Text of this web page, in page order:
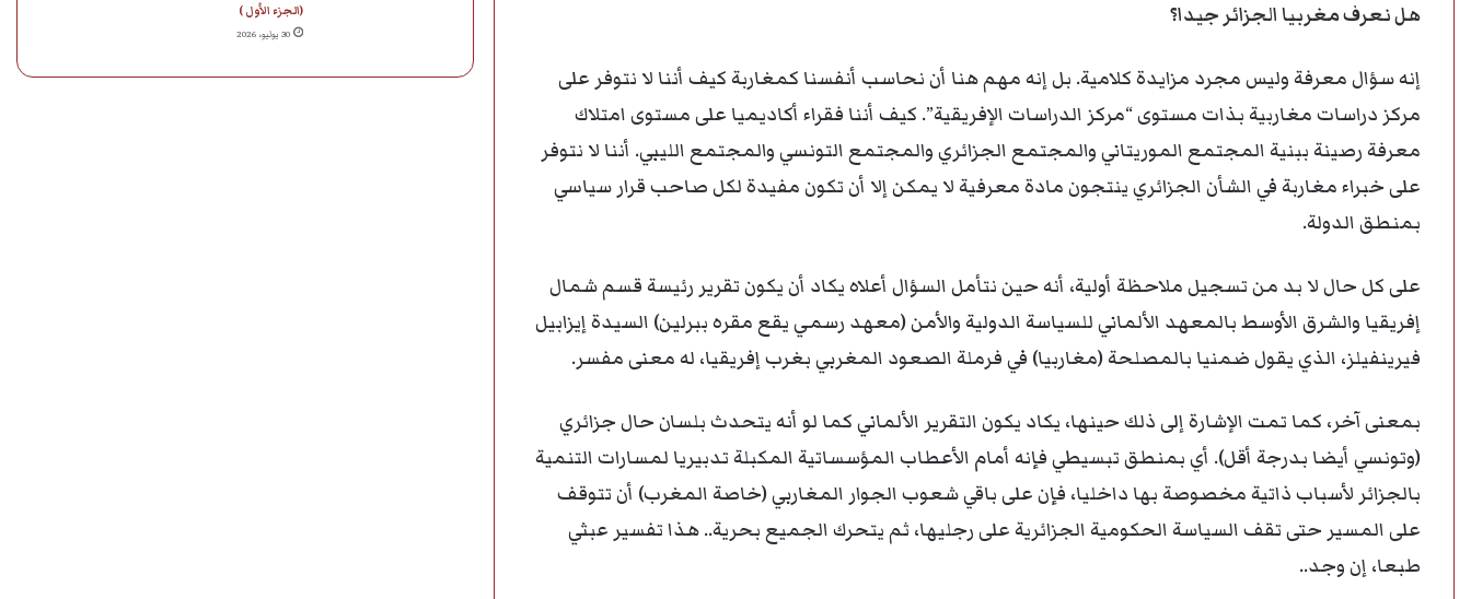
هل نعرف مغربيا الجزائر جيدا؟
إنه سؤال معرفة وليس مجرد مزايدة كلامية. بل إنه مهم هنا أن نحاسب أنفسنا كمغاربة كيف أننا لا نتوفر على
مركز دراسات مغاربية بذات مستوى “مركز الدراسات الإفريقية”. كيف أننا فقراء أكاديميا على مستوى امتلاك
معرفة رصينة ببنية المجتمع الموريتاني والمجتمع الجزائري والمجتمع التونسي والمجتمع الليبي. أننا لا نتوفر
على خبراء مغاربة في الشأن الجزائري ينتجون مادة معرفية لا يمكن إلا أن تكون مفيدة لكل صاحب قرار سياسي
بمنطق الدولة.
على كل حال لا بد من تسجيل ملاحظة أولية، أنه حين نتأمل السؤال أعلاه يكاد أن يكون تقرير رئيسة قسم شمال
إفريقيا والشرق الأوسط بالمعهد الألماني للسياسة الدولية والأمن (معهد رسمي يقع مقره ببرلين) السيدة إيزابيل
فيرينفيلز، الذي يقول ضمنيا بالمصلحة (مغاربيا) في فرملة الصعود المغربي بغرب إفريقيا، له معنى مفسر.
بمعنى آخر، كما تمت الإشارة إلى ذلك حينها، يكاد يكون التقرير الألماني كما لو أنه يتحدث بلسان حال جزائري
(وتونسي أيضا بدرجة أقل). أي بمنطق تبسيطي فإنه أمام الأعطاب المؤسساتية المكبلة تدبيريا لمسارات التنمية
بالجزائر لأسباب ذاتية مخصوصة بها داخليا، فإن على باقي شعوب الجوار المغاربي (خاصة المغرب) أن تتوقف
على المسير حتى تقف السياسة الحكومية الجزائرية على رجليها، ثم يتحرك الجميع بحرية.. هذا تفسير عبثي
طبعا، إن وجد..
(الجزء الأول )
30 يوليو، 2026